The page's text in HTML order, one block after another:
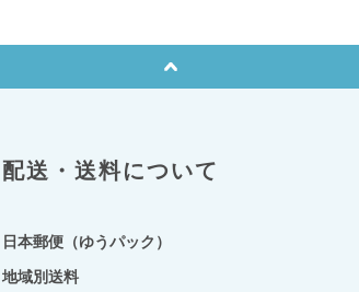
配送・送料について
日本郵便（ゆうパック）
地域別送料